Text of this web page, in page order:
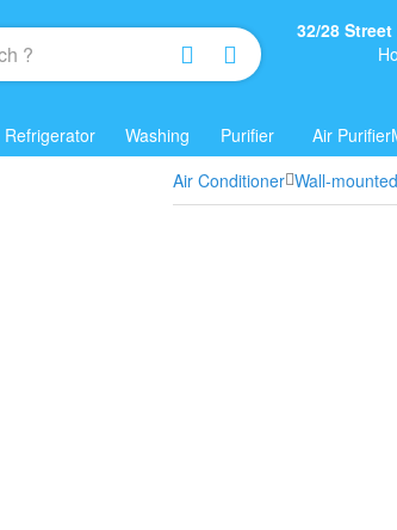
32/28
Refrigerator Washing Purifier Air Purifier
Air Conditioner Wall-